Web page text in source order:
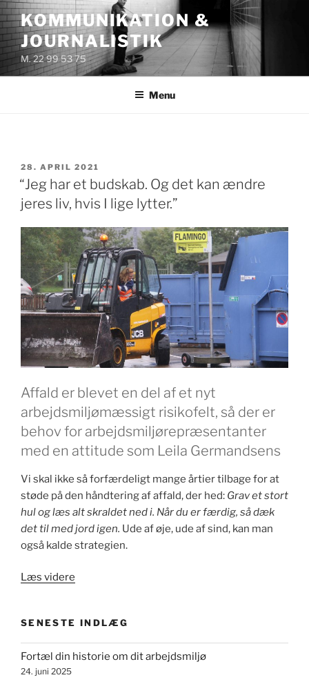
Videre
til
indhold
KOMMUNIKATION &
JOURNALISTIK
M. 22 99 53 75
Menu
UDGIVET
DEN
28. APRIL 2021
“Jeg har et budskab. Og det kan ændre
jeres liv, hvis I lige lytter.”
Affald er blevet en del af et nyt
arbejdsmiljømæssigt risikofelt, så der er
behov for arbejdsmiljørepræsentanter
med en attitude som Leila Germandsens
Vi skal ikke så forfærdeligt mange årtier tilbage for at
støde på den håndtering af affald, der hed: Grav et stort
hul og læs alt skraldet ned i. Når du er færdig, så dæk
det til med jord igen. Ude af øje, ude af sind, kan man
også kalde strategien.
Læs videre
budskab.
Og
det
SENESTE INDLÆG
Fortæl din historie om dit arbejdsmiljø
24. juni 2025